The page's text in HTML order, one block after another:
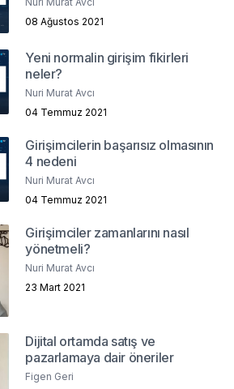
08 Ağustos 2021
Yeni normalin girişim fikirleri
neler?
Nuri Murat Avcı
04 Temmuz 2021
Girişimcilerin başarısız olmasının
4 nedeni
Nuri Murat Avcı
04 Temmuz 2021
Girişimciler zamanlarını nasıl
yönetmeli?
Nuri Murat Avcı
23 Mart 2021
Dijital ortamda satış ve
pazarlamaya dair öneriler
Figen Geri